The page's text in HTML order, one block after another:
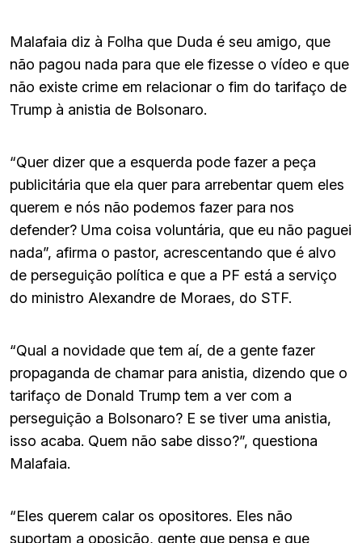
Malafaia diz à Folha que Duda é seu amigo, que
não pagou nada para que ele fizesse o vídeo e que
não existe crime em relacionar o fim do tarifaço de
Trump à anistia de Bolsonaro.
“Quer dizer que a esquerda pode fazer a peça
publicitária que ela quer para arrebentar quem eles
querem e nós não podemos fazer para nos
defender? Uma coisa voluntária, que eu não paguei
nada”, afirma o pastor, acrescentando que é alvo
de perseguição política e que a PF está a serviço
do ministro Alexandre de Moraes, do STF.
“Qual a novidade que tem aí, de a gente fazer
propaganda de chamar para anistia, dizendo que o
tarifaço de Donald Trump tem a ver com a
perseguição a Bolsonaro? E se tiver uma anistia,
isso acaba. Quem não sabe disso?”, questiona
Malafaia.
“Eles querem calar os opositores. Eles não
suportam a oposição, gente que pensa e que